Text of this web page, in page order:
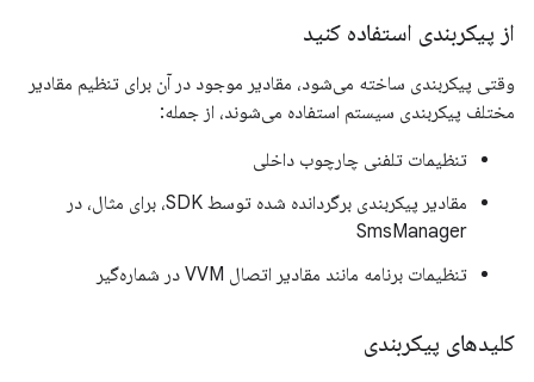
از پیکربندی استفاده کنید
وقتی پیکربندی ساخته می‌شود، مقادیر موجود در آن برای تنظیم مقادیر
مختلف پیکربندی سیستم استفاده می‌شوند، از جمله:
تنظیمات تلفنی چارچوب داخلی
مقادیر پیکربندی برگردانده شده توسط SDK، برای مثال، در
SmsManager
تنظیمات برنامه مانند مقادیر اتصال VVM در شماره‌گیر
کلیدهای پیکربندی